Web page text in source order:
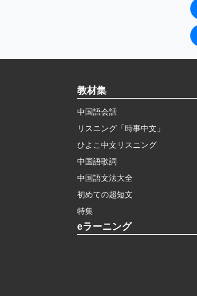
教材集
中国語会話
リスニング「時事中文」
ひよこ中文リスニング
中国語歌詞
中国語文法大全
初めての超短文
特集
eラーニング